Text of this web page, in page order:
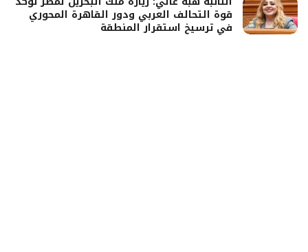
قوة التحالف العربي ودور القاهرة المحوري
في ترسيخ استقرار المنطقة